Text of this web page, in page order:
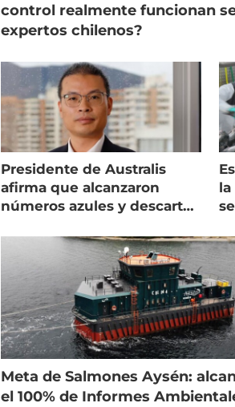
control realmente funcionan
expertos chilenos?
Presidente de Australis
afirma que alcanzaron
números azules y descarta
Meta de Salmones Aysén:
el 100% de Informes